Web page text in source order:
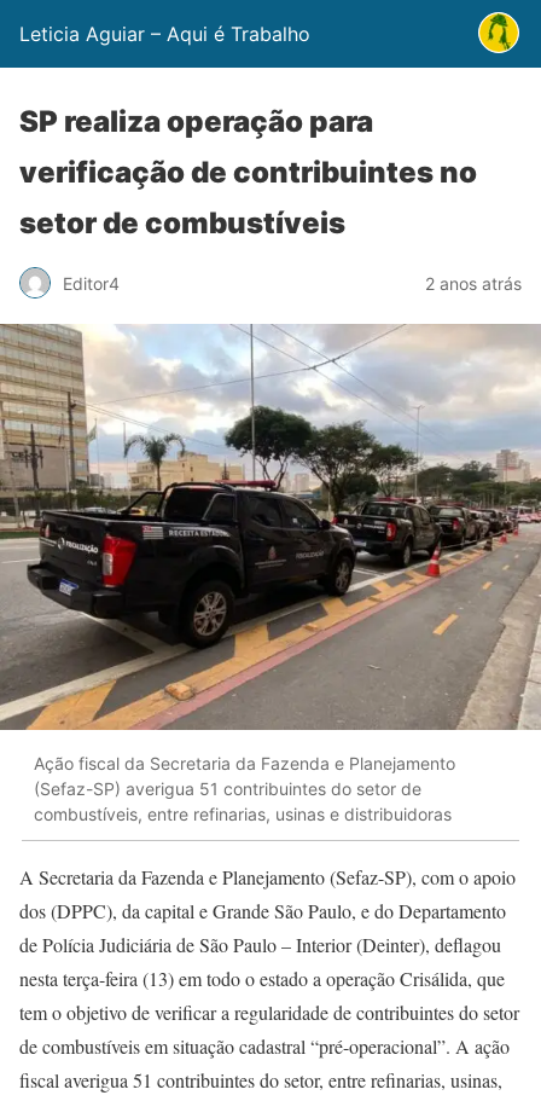
Leticia Aguiar – Aqui é Trabalho
SP realiza operação para
verificação de contribuintes no
setor de combustíveis
Editor4 2 anos atrás
Ação fiscal da Secretaria da Fazenda e Planejamento
(Sefaz-SP) averigua 51 contribuintes do setor de
combustíveis, entre refinarias, usinas e distribuidoras
A Secretaria da Fazenda e Planejamento (Sefaz-SP), com o apoio
dos (DPPC), da capital e Grande São Paulo, e do Departamento
de Polícia Judiciária de São Paulo – Interior (Deinter), deflagou
nesta terça-feira (13) em todo o estado a operação Crisálida, que
tem o objetivo de verificar a regularidade de contribuintes do setor
de combustíveis em situação cadastral “pré-operacional”. A ação
fiscal averigua 51 contribuintes do setor, entre refinarias, usinas,